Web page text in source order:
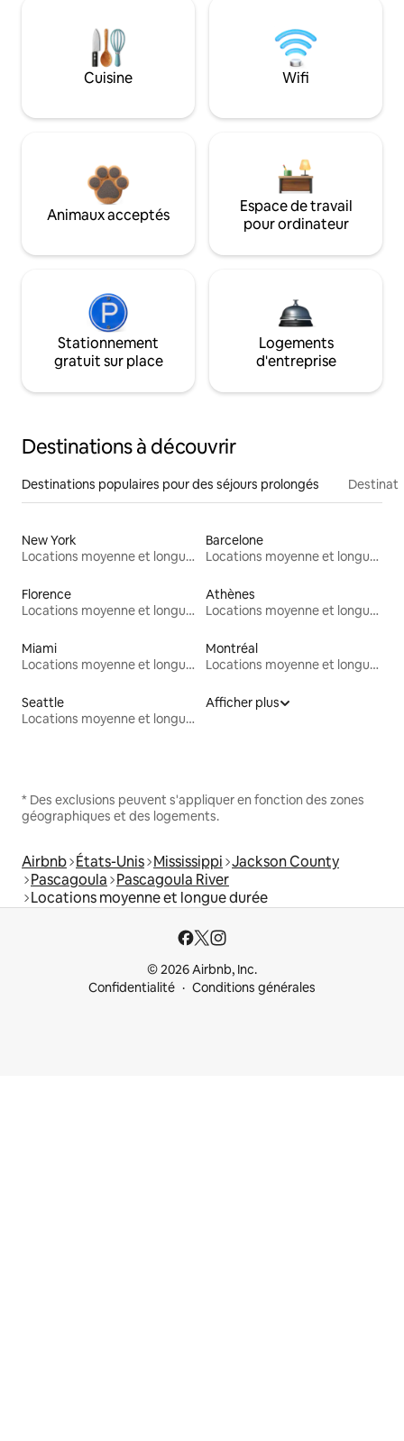
Cuisine Wifi
Animaux acceptés
Espace de travail
pour ordinateur
Stationnement
gratuit sur place
Logements
d'entreprise
Destinations à découvrir
Destinations populaires pour des séjours prolongés
New York
Locations moyenne et longue durée
Barcelone
Locations moyenne et longue durée
Florence
Locations moyenne et longue durée
Athènes
Locations moyenne et longue durée
Miami
Locations moyenne et longue durée
Montréal
Locations moyenne et longue durée
Seattle
Locations moyenne et longue durée
Afficher plus
* Des exclusions peuvent s'appliquer en fonction des zones
géographiques et des logements.
Airbnb États-Unis Mississippi Jackson County
Pascagoula Pascagoula River
Locations moyenne et longue durée
© 2026 Airbnb, Inc.
Confidentialité
Conditions générales